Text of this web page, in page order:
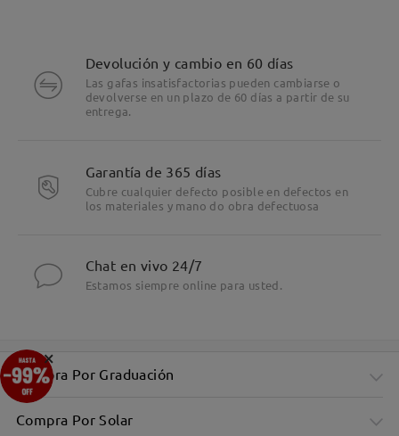
Devolución y cambio en 60 días
Las gafas insatisfactorias pueden cambiarse o
devolverse en un plazo de 60 días a partir de su
entrega.
Garantía de 365 días
Cubre cualquier defecto posible en defectos en
los materiales y mano do obra defectuosa
Chat en vivo 24/7
Estamos siempre online para usted.
Compra Por Graduación
Compra Por Solar
×